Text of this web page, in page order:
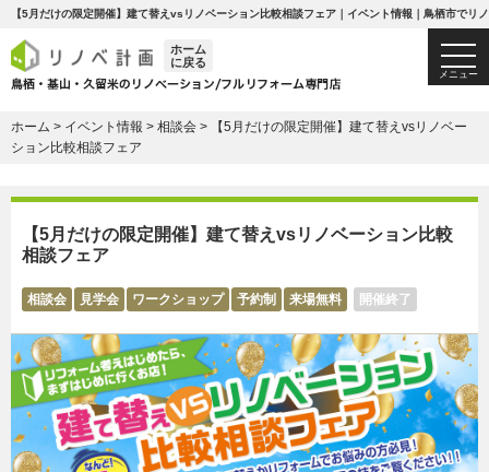
【5月だけの限定開催】建て替えvsリノベーション比較相談フェア｜イベント情報｜鳥栖市で
ホーム
に戻る
メニュー
ホーム > イベント情報 > 相談会 >
【5月だけの限定開催】建て替えvsリノベー
ション比較相談フェア
【5月だけの限定開催】建て替えvsリノベーション比較
相談フェア
相談会 見学会 ワークショップ 予約制 来場無料 開催終了